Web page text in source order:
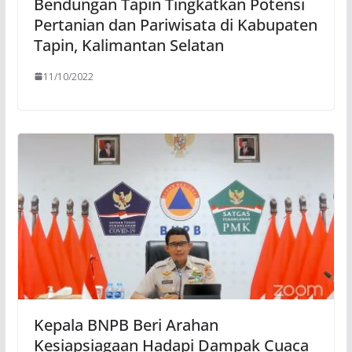
Pertanian dan Pariwisata di Kabupaten
Tapin, Kalimantan Selatan
11/10/2022
Kepala BNPB Beri Arahan
Kesiapsiagaan Hadapi Dampak Cuaca